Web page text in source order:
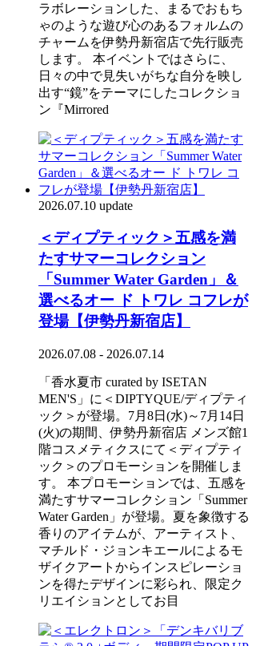
ラボレーションした、まるでおもち
ゃのような遊び心のあるフォルムの
チャームを伊勢丹新宿店で先行販売
します。 本イベントではさらに、
日々の中で見失いがちな自分を映し
出す“鏡”をテーマにしたコレクショ
ン『Mirrored
2026.07.10 update
＜ディプティック＞五感を満
たすサマーコレクション
「Summer Water Garden」＆
選べるオー ド トワレ コフレが
登場【伊勢丹新宿店】
2026.07.08 - 2026.07.14
「香水夏市 curated by ISETAN
MEN'S」に＜DIPTYQUE/ディプティ
ック＞が登場。7月8日(水)～7月14日
(火)の期間、伊勢丹新宿店 メンズ館1
階コスメティクスにて＜ディプティ
ック＞のプロモーションを開催しま
す。 本プロモーションでは、五感を
満たすサマーコレクション「Summer
Water Garden」が登場。夏を象徴する
香りのアイテムが、アーティスト、
マチルド・ジョンキエールによるモ
ザイクアートからインスピレーショ
ンを得たデザインに彩られ、限定ク
リエイションとしてお目